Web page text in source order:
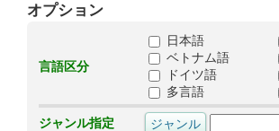
オプション
言語区分
日本語
ベトナム語
ドイツ語
多言語
ジャンル指定